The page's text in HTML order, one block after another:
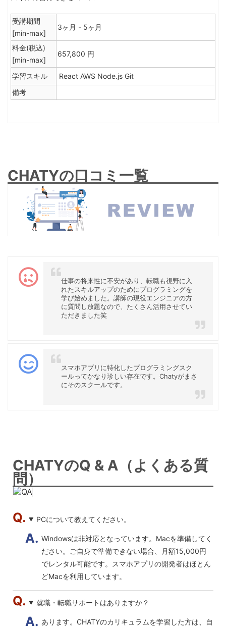
受講期間
[min-max]
3ヶ月 - 5ヶ月
料金(税込)
[min-max]
657,800 円
学習スキル React AWS Node.js Git
備考
CHATYの口コミ一覧
仕事の将来性に不安があり、転職も視野に入
れたスキルアップのためにプログラミングを
学び始めました。講師の現役エンジニアの方
に質問し放題なので、たくさん活用させてい
ただきました笑
スマホアプリに特化したプログラミングスク
ールってかなり珍しい存在です。Chatyがまさ
にそのスクールです。
CHATYのQ & A（よくある質
問）
PCについて教えてください。
Windowsは非対応となっています。Macを準備してく
ださい。ご自身で準備できない場合、月額15,000円
でレンタル可能です。スマホアプリの開発者はほとん
どMacを利用しています。
就職・転職サポートはありますか？
あります。CHATYのカリキュラムを学習した方は、自